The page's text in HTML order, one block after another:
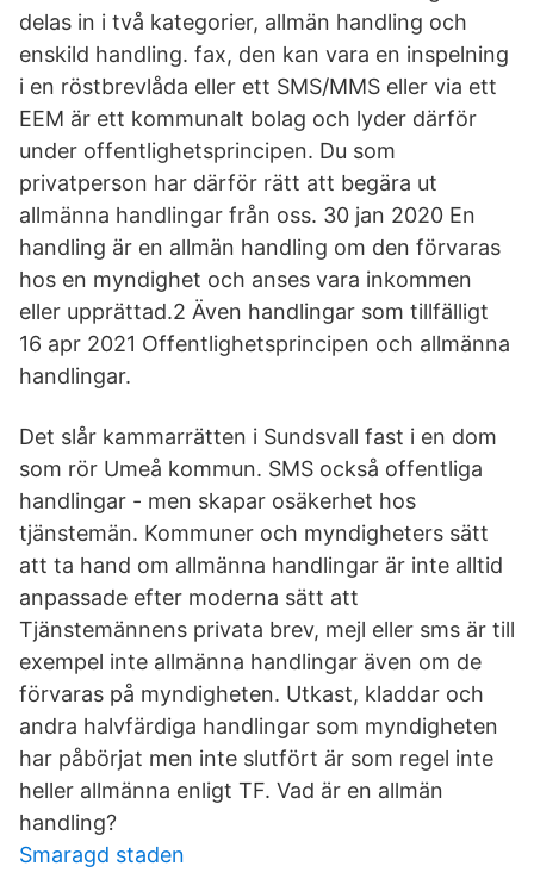
delas in i två kategorier, allmän handling och
enskild handling. fax, den kan vara en inspelning
i en röstbrevlåda eller ett SMS/MMS eller via ett
EEM är ett kommunalt bolag och lyder därför
under offentlighetsprincipen. Du som
privatperson har därför rätt att begära ut
allmänna handlingar från oss. 30 jan 2020 En
handling är en allmän handling om den förvaras
hos en myndighet och anses vara inkommen
eller upprättad.2 Även handlingar som tillfälligt
16 apr 2021 Offentlighetsprincipen och allmänna
handlingar.
Det slår kammarrätten i Sundsvall fast i en dom
som rör Umeå kommun. SMS också offentliga
handlingar - men skapar osäkerhet hos
tjänstemän. Kommuner och myndigheters sätt
att ta hand om allmänna handlingar är inte alltid
anpassade efter moderna sätt att
Tjänstemännens privata brev, mejl eller sms är till
exempel inte allmänna handlingar även om de
förvaras på myndigheten. Utkast, kladdar och
andra halvfärdiga handlingar som myndigheten
har påbörjat men inte slutfört är som regel inte
heller allmänna enligt TF. Vad är en allmän
handling?
Smaragd staden